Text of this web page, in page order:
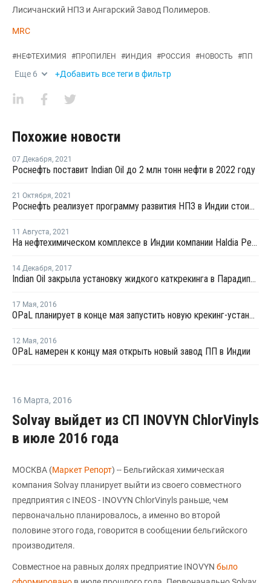
Лисичанский НПЗ и Ангарский Завод Полимеров.
MRC
#НЕФТЕХИМИЯ #ПРОПИЛЕН #ИНДИЯ #РОССИЯ #НОВОСТЬ #ПП
Еще 6 +Добавить все теги в фильтр
Похожие новости
07 Декабря, 2021
Роснефть поставит Indian Oil до 2 млн тонн нефти в 2022 году
21 Октября, 2021
Роснефть реализует программу развития НПЗ в Индии стоимостью USD750 млн
11 Августа, 2021
На нефтехимическом комплексе в Индии компании Haldia Petrochemical произошел пожар
14 Декабря, 2017
Indian Oil закрыла установку жидкого каткрекинга в Парадипе из-за пожара на НПЗ
17 Мая, 2016
OPaL планирует в конце мая запустить новую крекинг-установку в Индии
12 Мая, 2016
OPaL намерен к концу мая открыть новый завод ПП в Индии
16 Марта, 2016
Solvay выйдет из СП INOVYN ChlorVinyls
в июле 2016 года
МОСКВА (Маркет Репорт) -- Бельгийская химическая
компания Solvay планирует выйти из своего совместного
предприятия с INEOS - INOVYN ChlorVinyls раньше, чем
первоначально планировалось, а именно во второй
половине этого года, говорится в сообщении бельгийского
производителя.
Совместное на равных долях предприятие INOVYN было